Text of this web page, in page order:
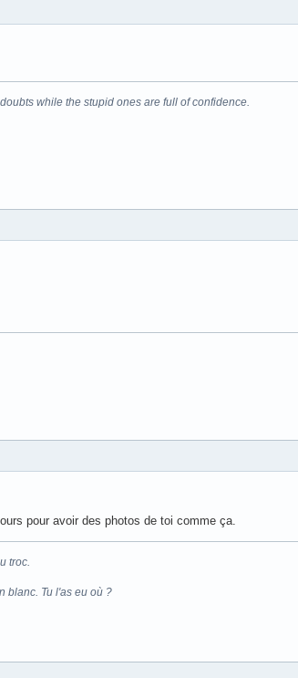
while the stupid ones are full of confidence.
pour avoir des photos de toi comme ça.
troc.
blanc. Tu l'as eu où ?